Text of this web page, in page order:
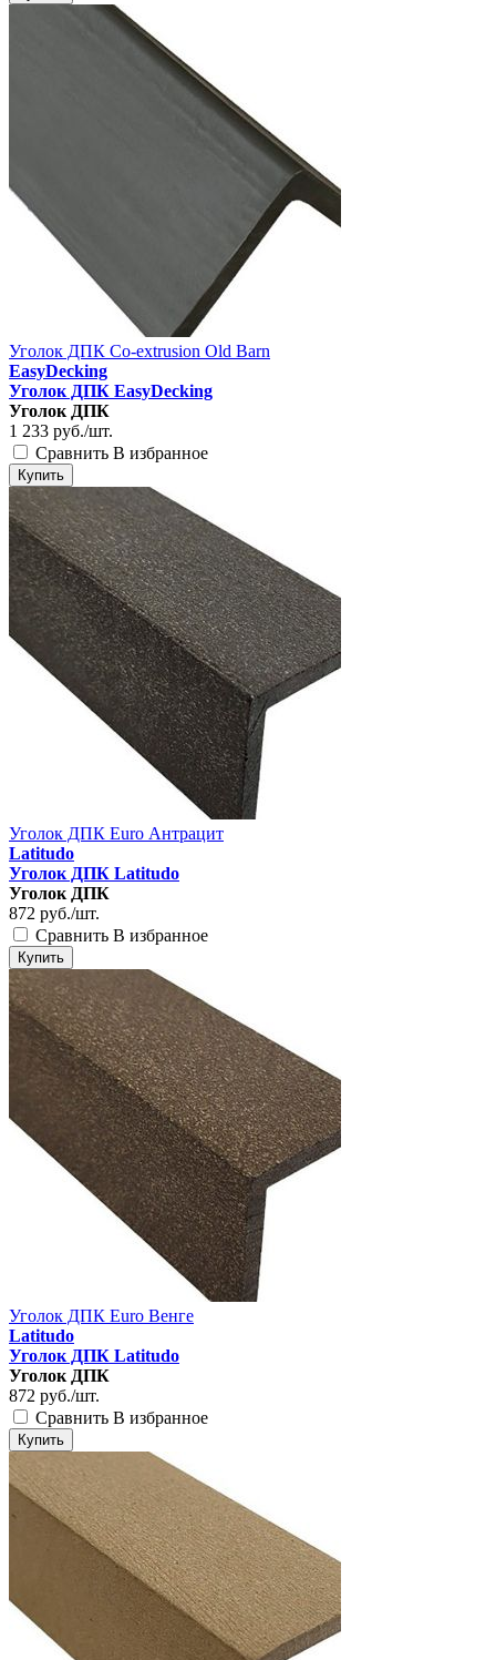
Уголок ДПК Co-extrusion Old Barn
EasyDecking
Уголок ДПК EasyDecking
Уголок ДПК
1 233 руб./шт.
Сравнить В избранное
Купить
Уголок ДПК Euro Антрацит
Latitudo
Уголок ДПК Latitudo
Уголок ДПК
872 руб./шт.
Сравнить В избранное
Купить
Уголок ДПК Euro Венге
Latitudo
Уголок ДПК Latitudo
Уголок ДПК
872 руб./шт.
Сравнить В избранное
Купить